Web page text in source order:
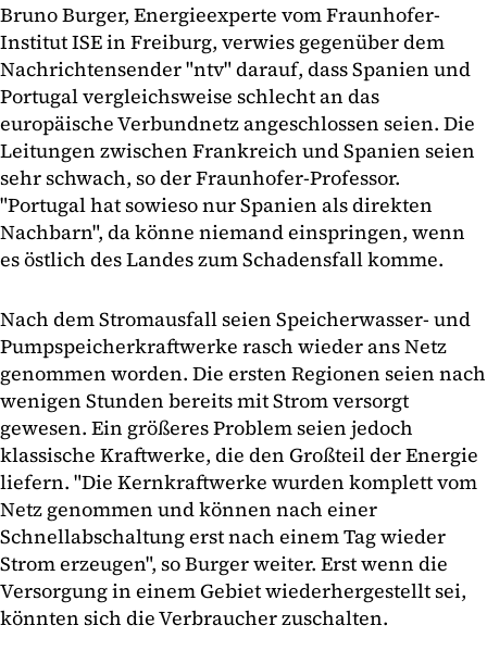
Bruno Burger, Energieexperte vom Fraunhofer-
Institut ISE in Freiburg, verwies gegenüber dem
Nachrichtensender "ntv" darauf, dass Spanien und
Portugal vergleichsweise schlecht an das
europäische Verbundnetz angeschlossen seien. Die
Leitungen zwischen Frankreich und Spanien seien
sehr schwach, so der Fraunhofer-Professor.
"Portugal hat sowieso nur Spanien als direkten
Nachbarn", da könne niemand einspringen, wenn
es östlich des Landes zum Schadensfall komme.
Nach dem Stromausfall seien Speicherwasser- und
Pumpspeicherkraftwerke rasch wieder ans Netz
genommen worden. Die ersten Regionen seien nach
wenigen Stunden bereits mit Strom versorgt
gewesen. Ein größeres Problem seien jedoch
klassische Kraftwerke, die den Großteil der Energie
liefern. "Die Kernkraftwerke wurden komplett vom
Netz genommen und können nach einer
Schnellabschaltung erst nach einem Tag wieder
Strom erzeugen", so Burger weiter. Erst wenn die
Versorgung in einem Gebiet wiederhergestellt sei,
könnten sich die Verbraucher zuschalten.